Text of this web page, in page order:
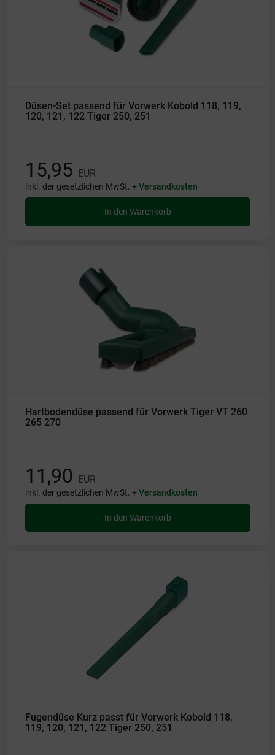
Düsen-Set passend für Vorwerk Kobold 118, 119,
120, 121, 122 Tiger 250, 251
15,95 EUR
inkl. der gesetzlichen MwSt. +Versandkosten
In den Warenkorb
Hartbodendüse passend für Vorwerk Tiger VT 260
265 270
11,90 EUR
inkl. der gesetzlichen MwSt. +Versandkosten
In den Warenkorb
Fugendüse Kurz passt für Vorwerk Kobold 118,
119, 120, 121, 122 Tiger 250, 251